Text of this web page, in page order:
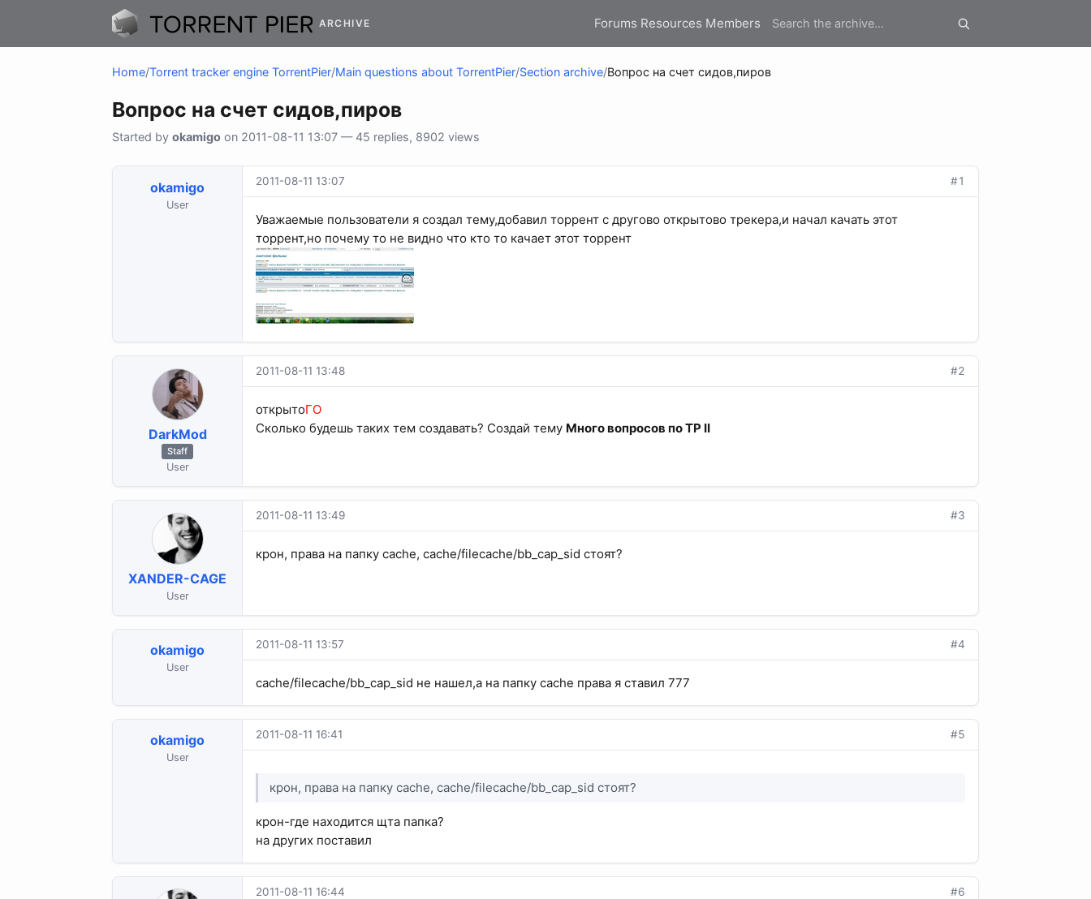
ARCHIVE Forums Resources Members
Home/Torrent tracker engine TorrentPier/Main questions about TorrentPier/Section archive/Вопрос на счет сидов,пиров
Вопрос на счет сидов,пиров
Started by okamigo on 2011-08-11 13:07 — 45 replies, 8902 views
okamigo
User
2011-08-11 13:07 #1
Уважаемые пользователи я создал тему,добавил торрент с другово открытово трекера,и начал качать этот
торрент,но почему то не видно что кто то качает этот торрент
DarkMod
Staff
User
2011-08-11 13:48 #2
открытоГО
Сколько будешь таких тем создавать? Создай тему Много вопросов по TP II
XANDER-CAGE
User
2011-08-11 13:49 #3
крон, права на папку cache, cache/filecache/bb_cap_sid cтоят?
okamigo
User
2011-08-11 13:57 #4
cache/filecache/bb_cap_sid не нашел,а на папку cache права я ставил 777
okamigo
User
2011-08-11 16:41 #5
крон, права на папку cache, cache/filecache/bb_cap_sid cтоят?
крон-где находится щта папка?
на других поставил
2011-08-11 16:44 #6